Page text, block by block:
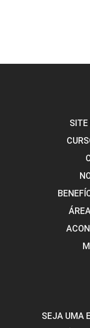
Terapia
Atuação do
SEJA UMA